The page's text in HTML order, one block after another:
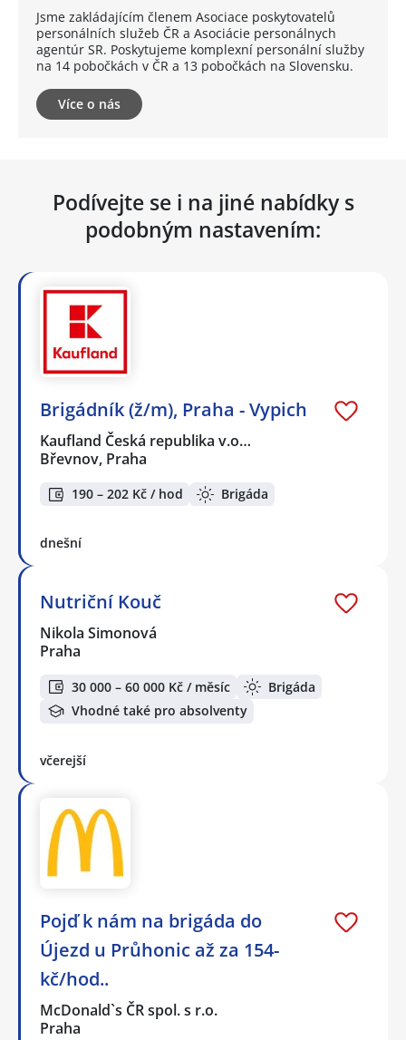
Jsme zakládajícím členem Asociace poskytovatelů
personálních služeb ČR a Asociácie personálnych
agentúr SR. Poskytujeme komplexní personální služby
na 14 pobočkách v ČR a 13 pobočkách na Slovensku.
Více o nás
Podívejte se i na jiné nabídky s
podobným nastavením:
Brigádník (ž/m), Praha - Vypich
Kaufland Česká republika v.o…
Břevnov, Praha
190 – 202 Kč / hod Brigáda
dnešní
Nutriční Kouč
Nikola Simonová
Praha
30 000 – 60 000 Kč / měsíc
Brigáda
Vhodné také pro absolventy
včerejší
Pojď k nám na brigáda do
Újezd u Průhonic až za 154-
kč/hod..
McDonald`s ČR spol. s r.o.
Praha